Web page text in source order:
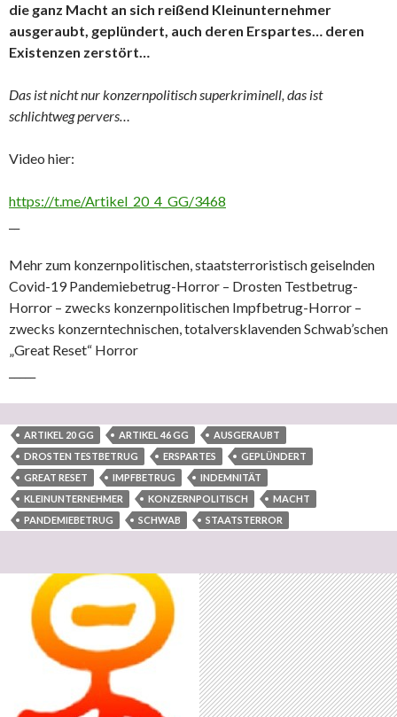
die ganz Macht an sich reißend Kleinunternehmer
ausgeraubt, geplündert, auch deren Erspartes… deren
Existenzen zerstört…
Das ist nicht nur konzernpolitisch superkriminell, das ist
schlichtweg pervers…
Video hier:
https://t.me/Artikel_20_4_GG/3468
Mehr zum konzernpolitischen, staatsterroristisch geiselnden
Covid-19 Pandemiebetrug-Horror – Drosten Testbetrug-
Horror – zwecks konzernpolitischen Impfbetrug-Horror –
zwecks konzerntechnischen, totalversklavenden Schwab’schen
„Great Reset“ Horror
ARTIKEL 20 GG ARTIKEL 46 GG
AUSGERAUBT
DROSTEN TESTBETRUG
ERSPARTES
GEPLÜNDERT
GREAT RESET
IMPFBETRUG
INDEMNITÄT
KLEINUNTERNEHMER
KONZERNPOLITISCH
MACHT
PANDEMIEBETRUG
SCHWAB STAATSTERROR